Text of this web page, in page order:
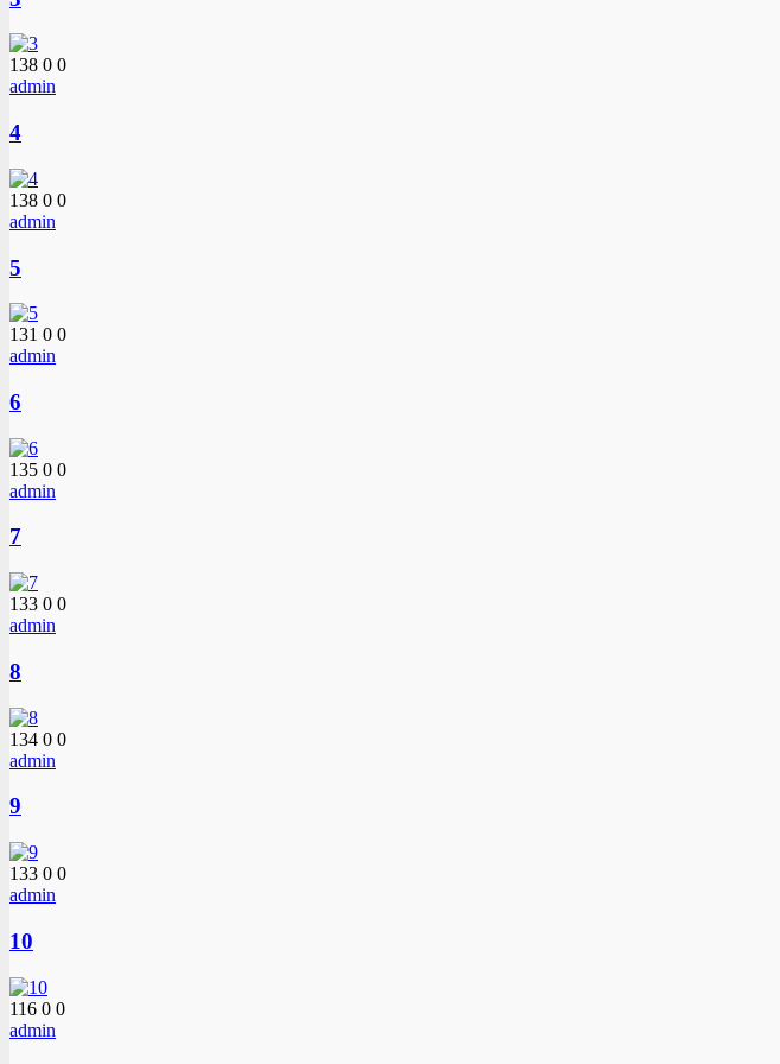
138 0 0
admin
4
138 0 0
admin
5
131 0 0
admin
6
135 0 0
admin
7
133 0 0
admin
8
134 0 0
admin
9
133 0 0
admin
10
116 0 0
admin